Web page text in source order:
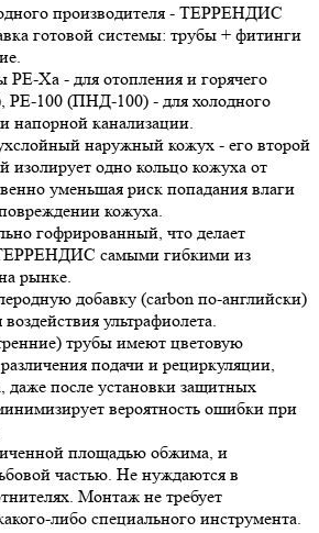
производителя - ТЕРРЕНДИС
готовой системы: трубы + фитинги
РЕ-Ха - для отопления и горячего
РЕ-100 (ПНД-100) - для холодного
напорной канализации.
наружный кожух - его второй
изолирует одно кольцо кожуха от
уменьшая риск попадания влаги
кожуха.
гофрированный, что делает
самыми гибкими из
рынке.
добавку (carbon по-английски)
ультрафиолета.
трубы имеют цветовую
подачи и рециркуляции,
даже после установки защитных
вероятность ошибки при
площадью обжима, и
частью. Не нуждаются в
Монтаж не требует
либо специального инструмента.